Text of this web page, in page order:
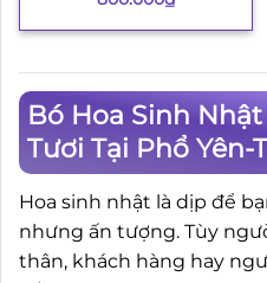
Bó Hoa Sinh
Tươi Tại Phổ Yên-
Hoa sinh nhật là dịp để
nhưng ấn tượng. Tùy
thân, khách hàng hay